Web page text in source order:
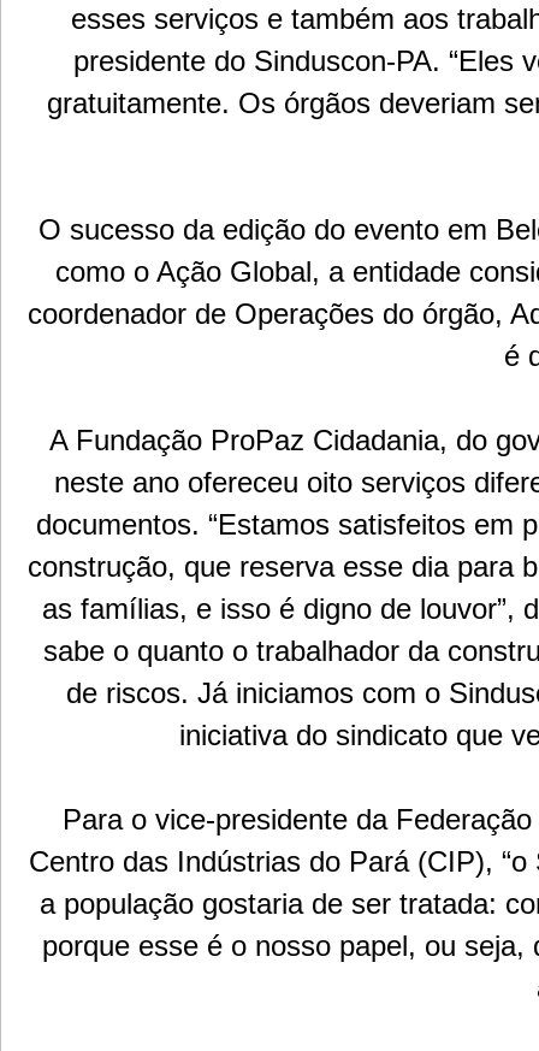
esses serviços e também aos
presidente do Sinduscon-PA. “Eles
gratuitamente. Os órgãos deveriam
O sucesso da edição do evento em
como o Ação Global, a entidade
coordenador de Operações do órgão,
é
A Fundação ProPaz Cidadania, do
neste ano ofereceu oito serviços
documentos. “Estamos satisfeitos em
construção, que reserva esse dia para
as famílias, e isso é digno de louvor”,
sabe o quanto o trabalhador da
de riscos. Já iniciamos com o
iniciativa do sindicato que
Para o vice-presidente da
Centro das Indústrias do Pará (CIP),
a população gostaria de ser tratada:
porque esse é o nosso papel, ou